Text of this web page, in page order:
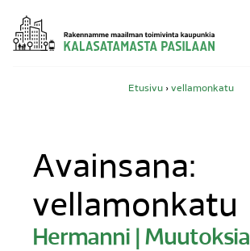
Siirry
sisältöön
Etusivu› vellamonkatu
Avainsana:
vellamonkatu
Hermanni | Muutoksia